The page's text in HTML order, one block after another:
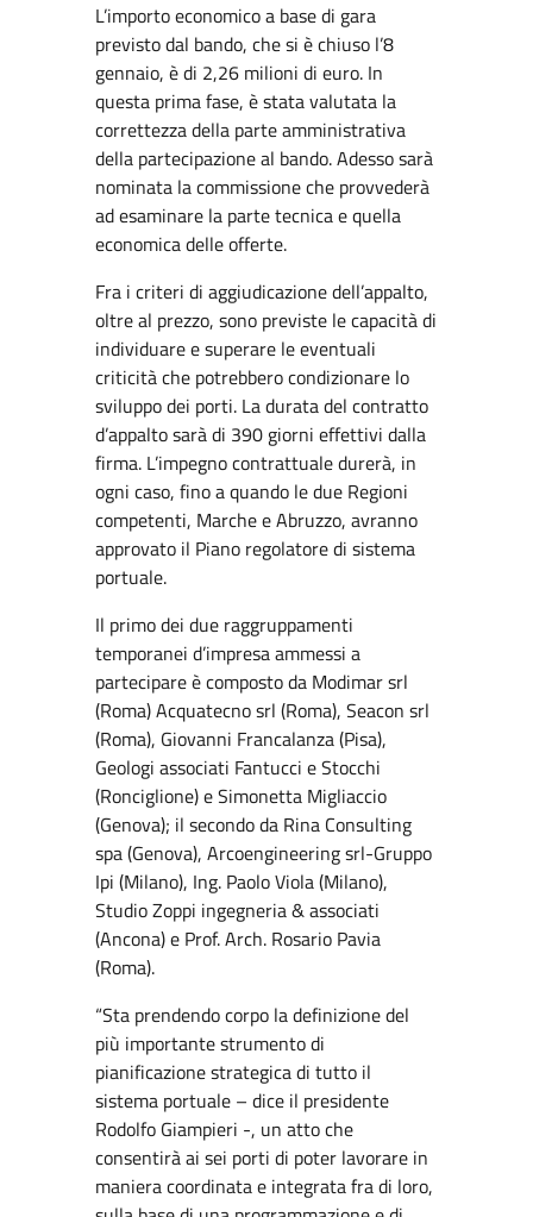
L’importo economico a base di gara
previsto dal bando, che si è chiuso l’8
gennaio, è di 2,26 milioni di euro. In
questa prima fase, è stata valutata la
correttezza della parte amministrativa
della partecipazione al bando. Adesso sarà
nominata la commissione che provvederà
ad esaminare la parte tecnica e quella
economica delle offerte.
Fra i criteri di aggiudicazione dell’appalto,
oltre al prezzo, sono previste le capacità di
individuare e superare le eventuali
criticità che potrebbero condizionare lo
sviluppo dei porti. La durata del contratto
d’appalto sarà di 390 giorni effettivi dalla
firma. L’impegno contrattuale durerà, in
ogni caso, fino a quando le due Regioni
competenti, Marche e Abruzzo, avranno
approvato il Piano regolatore di sistema
portuale.
Il primo dei due raggruppamenti
temporanei d’impresa ammessi a
partecipare è composto da Modimar srl
(Roma) Acquatecno srl (Roma), Seacon srl
(Roma), Giovanni Francalanza (Pisa),
Geologi associati Fantucci e Stocchi
(Ronciglione) e Simonetta Migliaccio
(Genova); il secondo da Rina Consulting
spa (Genova), Arcoengineering srl-Gruppo
Ipi (Milano), Ing. Paolo Viola (Milano),
Studio Zoppi ingegneria & associati
(Ancona) e Prof. Arch. Rosario Pavia
(Roma).
“Sta prendendo corpo la definizione del
più importante strumento di
pianificazione strategica di tutto il
sistema portuale – dice il presidente
Rodolfo Giampieri -, un atto che
consentirà ai sei porti di poter lavorare in
maniera coordinata e integrata fra di loro,